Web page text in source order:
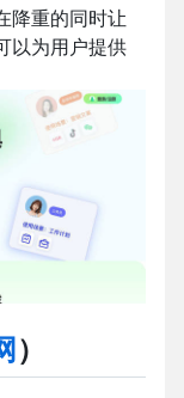
降重的同时让
以为用户提供
）